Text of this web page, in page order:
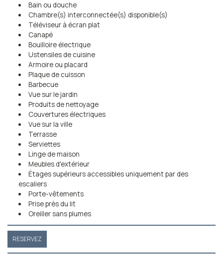
Bain ou douche
Chambre(s) interconnectée(s) disponible(s)
Téléviseur à écran plat
Canapé
Bouilloire électrique
Ustensiles de cuisine
Armoire ou placard
Plaque de cuisson
Barbecue
Vue sur le jardin
Produits de nettoyage
Couvertures électriques
Vue sur la ville
Terrasse
Serviettes
Linge de maison
Meubles d'extérieur
Étages supérieurs accessibles uniquement par des
escaliers
Porte-vêtements
Prise près du lit
Oreiller sans plumes
RESERVEZ